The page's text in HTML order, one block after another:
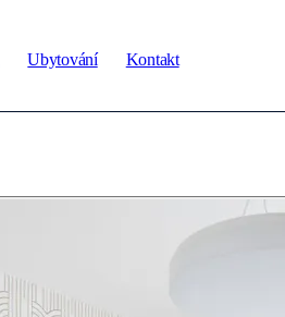
Ubytování Kontakt